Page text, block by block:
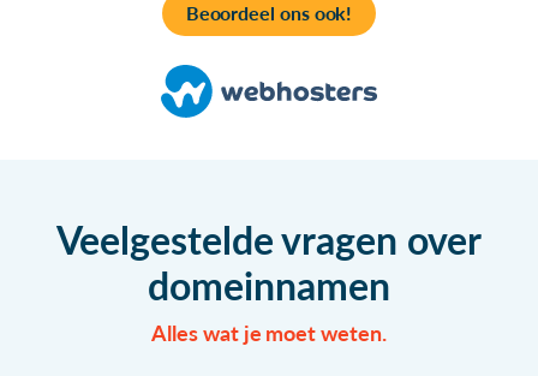
Beoordeel ons ook!
Veelgestelde vragen over
domeinnamen
Alles wat je moet weten.